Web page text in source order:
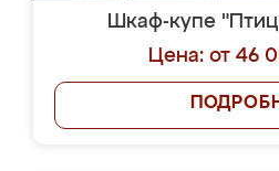
Шкаф-купе
Цена: от 46